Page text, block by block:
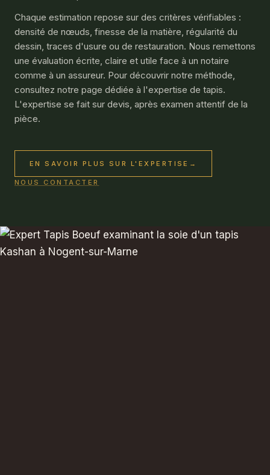
Chaque estimation repose sur des critères vérifiables :
densité de nœuds, finesse de la matière, régularité du
dessin, traces d'usure ou de restauration. Nous remettons
une évaluation écrite, claire et utile face à un notaire
comme à un assureur. Pour découvrir notre méthode,
consultez notre page dédiée à l'expertise de tapis.
L'expertise se fait sur devis, après examen attentif de la
pièce.
EN SAVOIR PLUS SUR L'EXPERTISE →
NOUS CONTACTER